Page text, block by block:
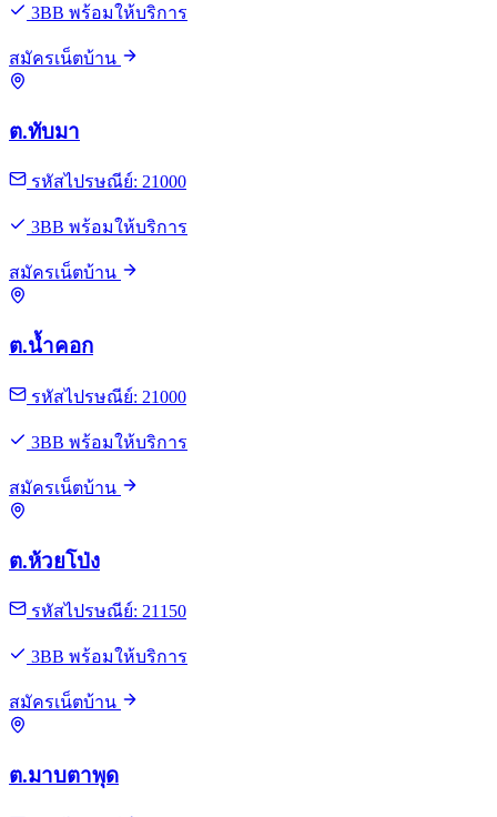
3BB พร้อมให้บริการ
สมัครเน็ตบ้าน
ต.ทับมา
รหัสไปรษณีย์: 21000
3BB พร้อมให้บริการ
สมัครเน็ตบ้าน
ต.น้ำคอก
รหัสไปรษณีย์: 21000
3BB พร้อมให้บริการ
สมัครเน็ตบ้าน
ต.ห้วยโป่ง
รหัสไปรษณีย์: 21150
3BB พร้อมให้บริการ
สมัครเน็ตบ้าน
ต.มาบตาพุด